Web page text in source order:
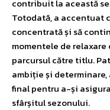
contribuit la această
Totodată, a accentuat
concentrată și să
momentele de
parcursul către titlu.
ambiție și determinare,
final pentru a-și
sfârșitul sezonului.